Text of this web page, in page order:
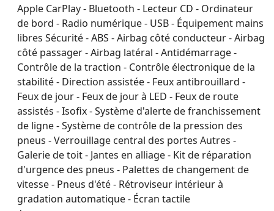
Apple CarPlay - Bluetooth - Lecteur CD - Ordinateur
de bord - Radio numérique - USB - Équipement mains
libres Sécurité - ABS - Airbag côté conducteur - Airbag
côté passager - Airbag latéral - Antidémarrage -
Contrôle de la traction - Contrôle électronique de la
stabilité - Direction assistée - Feux antibrouillard -
Feux de jour - Feux de jour à LED - Feux de route
assistés - Isofix - Système d'alerte de franchissement
de ligne - Système de contrôle de la pression des
pneus - Verrouillage central des portes Autres -
Galerie de toit - Jantes en alliage - Kit de réparation
d'urgence des pneus - Palettes de changement de
vitesse - Pneus d'été - Rétroviseur intérieur à
gradation automatique - Écran tactile